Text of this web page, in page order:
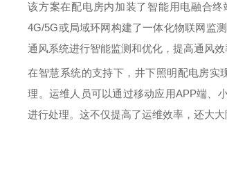
该方案在配电房内加装了智能用电融合
4G/5G或局域环网构建了一体化物联网监
通风系统进行智能监测和优化，提高通风效
在智慧系统的支持下，井下照明配电房实
理。运维人员可以通过移动应用APP端、
进行处理。这不仅提高了运维效率，还大大